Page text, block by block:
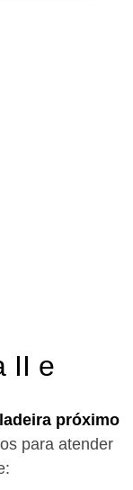
II e
próximo
para atender